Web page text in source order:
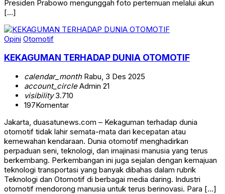
Presiden Prabowo mengunggah foto pertemuan melalui akun
[…]
Opini Otomotif
KEKAGUMAN TERHADAP DUNIA OTOMOTIF
calendar_monthRabu, 3 Des 2025
account_circleAdmin 21
visibility3.710
197Komentar
Jakarta, duasatunews.com – Kekaguman terhadap dunia
otomotif tidak lahir semata-mata dari kecepatan atau
kemewahan kendaraan. Dunia otomotif menghadirkan
perpaduan seni, teknologi, dan imajinasi manusia yang terus
berkembang. Perkembangan ini juga sejalan dengan kemajuan
teknologi transportasi yang banyak dibahas dalam rubrik
Teknologi dan Otomotif di berbagai media daring. Industri
otomotif mendorong manusia untuk terus berinovasi. Para […]